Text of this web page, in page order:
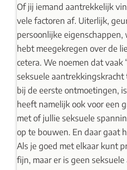
Of jij iemand aantrekkelijk
vele factoren af. Uiterlijk,
persoonlijke eigenschappen,
hebt meegekregen over de
cetera. We noemen dat vaak
seksuele
bij de eerste ontmoetingen,
heeft namelijk ook voor een
met of jullie seksuele
op te bouwen. En daar gaat
Als je goed met elkaar kunt
fijn, maar er is geen